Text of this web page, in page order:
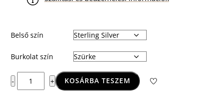
Belső szín
Burkolat szín
-
Amazonas
W-
+ KOSÁRBA TESZEM